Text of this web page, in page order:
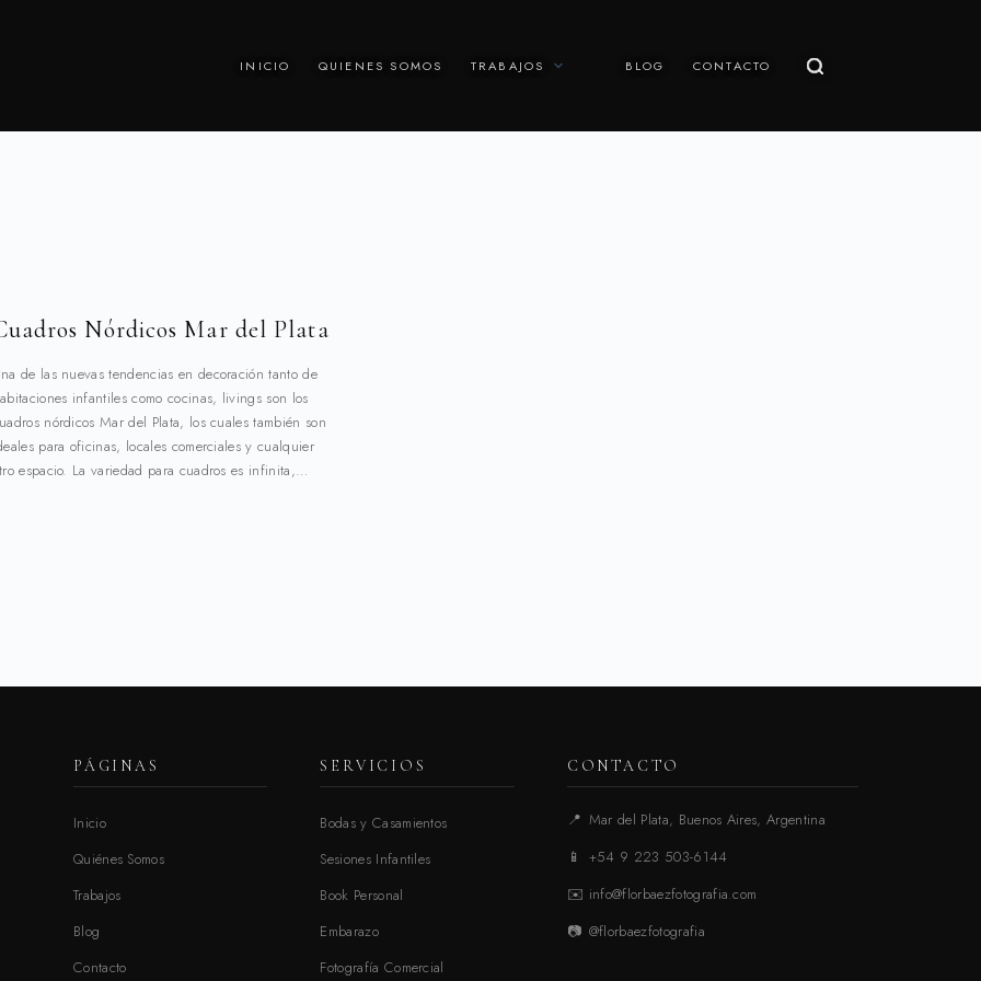
INICIO QUIENES SOMOS TRABAJOS BLOG CONTACTO
Nórdicos Mar del Plata
de las nuevas tendencias en decoración tanto de
infantiles como cocinas, livings son los
nórdicos Mar del Plata, los cuales también son
para oficinas, locales comerciales y cualquier
espacio. La variedad para cuadros es infinita,…
PÁGINAS
Inicio
Quiénes Somos
Trabajos
Blog
Contacto
SERVICIOS
Bodas y Casamientos
Sesiones Infantiles
Book Personal
Embarazo
Fotografía Comercial
CONTACTO
📍 Mar del Plata, Buenos Aires, Argentina
📱
+54 9 223 503-6144
✉️ info@florbaezfotografia.com
📷 @florbaezfotografia